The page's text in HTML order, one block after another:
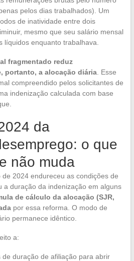
pelos dias trabalhados). Um
de inatividade entre dois
mesmo que seu salário mensal
líquidos enquanto trabalhava.
fragmentado reduz
portanto, a alocação diária. Esse
compreendido pelos solicitantes de
indenização calculada com base
da
o que
não muda
2024 endureceu as condições de
a duração da indenização em alguns
de cálculo da alocação (SJR,
por essa reforma. O modo de
permanece idêntico.
a:
duração de afiliação para abrir